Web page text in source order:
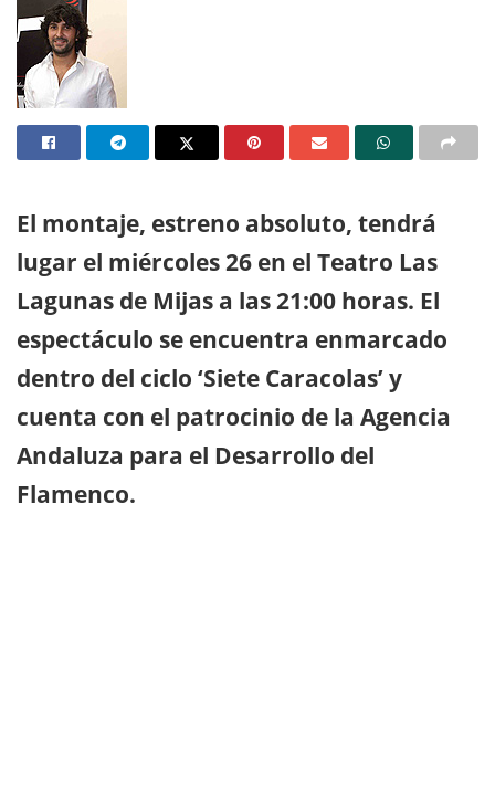
El montaje, estreno absoluto, tendrá
lugar el miércoles 26 en el Teatro Las
Lagunas de Mijas a las 21:00 horas. El
espectáculo se encuentra enmarcado
dentro del ciclo ‘Siete Caracolas’ y
cuenta con el patrocinio de la Agencia
Andaluza para el Desarrollo del
Flamenco.